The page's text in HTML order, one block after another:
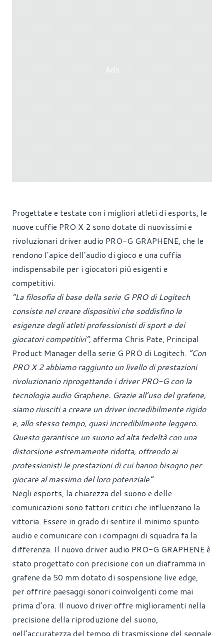
Progettate e testate con i migliori atleti di esports, le
nuove cuffie PRO X 2 sono dotate di nuovissimi e
rivoluzionari driver audio PRO-G GRAPHENE, che le
rendono l’apice dell’audio di gioco e una cuffia
indispensabile per i giocatori più esigenti e
competitivi.
“La filosofia di base della serie G PRO di Logitech
consiste nel creare dispositivi che soddisfino le
esigenze degli atleti professionisti di sport e dei
giocatori competitivi”, afferma Chris Pate, Principal
Product Manager della serie G PRO di Logitech. “Con
PRO X 2 abbiamo raggiunto un livello di prestazioni
rivoluzionario riprogettando i driver PRO-G con la
tecnologia audio Graphene. Grazie all’uso del grafene,
siamo riusciti a creare un driver incredibilmente rigido
e, allo stesso tempo, quasi incredibilmente leggero.
Questo garantisce un suono ad alta fedeltà con una
distorsione estremamente ridotta, offrendo ai
professionisti le prestazioni di cui hanno bisogno per
giocare al massimo del loro potenziale”.
Negli esports, la chiarezza del suono e delle
comunicazioni sono fattori critici che influenzano la
vittoria. Essere in grado di sentire il minimo spunto
audio e comunicare con i compagni di squadra fa la
differenza. Il nuovo driver audio PRO-G GRAPHENE è
stato progettato con precisione con un diaframma in
grafene da 50 mm dotato di sospensione live edge,
per offrire paesaggi sonori coinvolgenti come mai
prima d’ora. Il nuovo driver offre miglioramenti nella
precisione della riproduzione del suono,
nell’accuratezza del tempo di trasmissione del segnale